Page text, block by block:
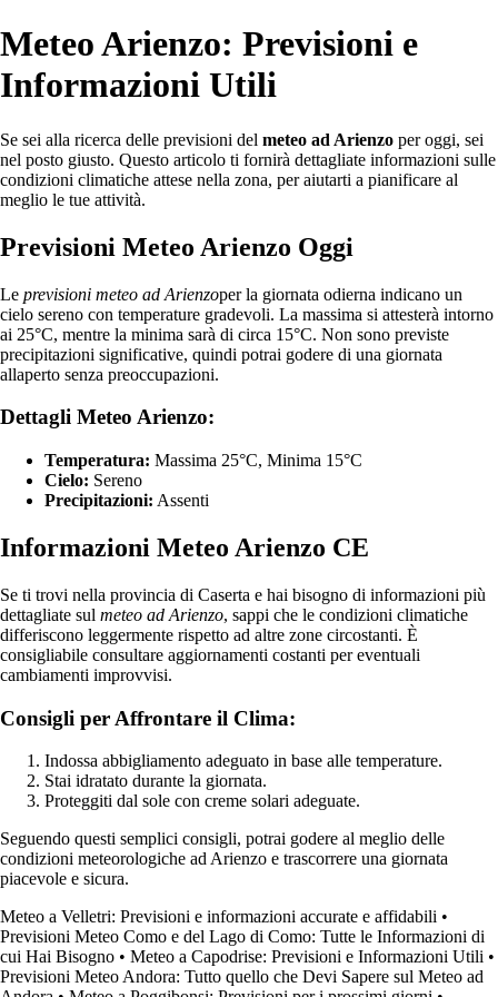
Meteo Arienzo: Previsioni e
Informazioni Utili
Se sei alla ricerca delle previsioni del meteo ad Arienzo per oggi, sei
nel posto giusto. Questo articolo ti fornirà dettagliate informazioni sulle
condizioni climatiche attese nella zona, per aiutarti a pianificare al
meglio le tue attività.
Previsioni Meteo Arienzo Oggi
Le previsioni meteo ad Arienzoper la giornata odierna indicano un
cielo sereno con temperature gradevoli. La massima si attesterà intorno
ai 25°C, mentre la minima sarà di circa 15°C. Non sono previste
precipitazioni significative, quindi potrai godere di una giornata
allaperto senza preoccupazioni.
Dettagli Meteo Arienzo:
Temperatura: Massima 25°C, Minima 15°C
Cielo: Sereno
Precipitazioni: Assenti
Informazioni Meteo Arienzo CE
Se ti trovi nella provincia di Caserta e hai bisogno di informazioni più
dettagliate sul meteo ad Arienzo, sappi che le condizioni climatiche
differiscono leggermente rispetto ad altre zone circostanti. È
consigliabile consultare aggiornamenti costanti per eventuali
cambiamenti improvvisi.
Consigli per Affrontare il Clima:
Indossa abbigliamento adeguato in base alle temperature.
Stai idratato durante la giornata.
Proteggiti dal sole con creme solari adeguate.
Seguendo questi semplici consigli, potrai godere al meglio delle
condizioni meteorologiche ad Arienzo e trascorrere una giornata
piacevole e sicura.
Meteo a Velletri: Previsioni e informazioni accurate e affidabili •
Previsioni Meteo Como e del Lago di Como: Tutte le Informazioni di
cui Hai Bisogno • Meteo a Capodrise: Previsioni e Informazioni Utili •
Previsioni Meteo Andora: Tutto quello che Devi Sapere sul Meteo ad